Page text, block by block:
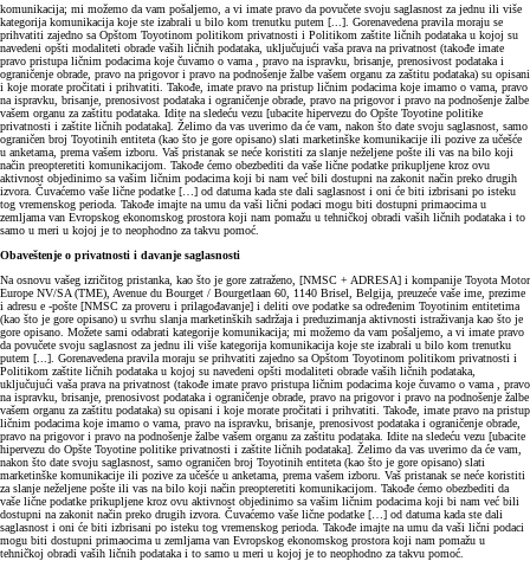
komunikacija; mi možemo da vam pošaljemo, a vi imate pravo da povučete svoju saglasnost za jednu ili više
kategorija komunikacija koje ste izabrali u bilo kom trenutku putem [...]. Gorenavedena pravila moraju se
prihvatiti zajedno sa Opštom Toyotinom politikom privatnosti i Politikom zaštite ličnih podataka u kojoj su
navedeni opšti modaliteti obrade vaših ličnih podataka, uključujući vaša prava na privatnost (takođe imate
pravo pristupa ličnim podacima koje čuvamo o vama , pravo na ispravku, brisanje, prenosivost podataka i
ograničenje obrade, pravo na prigovor i pravo na podnošenje žalbe vašem organu za zaštitu podataka) su opisani
i koje morate pročitati i prihvatiti. Takođe, imate pravo na pristup ličnim podacima koje imamo o vama, pravo
na ispravku, brisanje, prenosivost podataka i ograničenje obrade, pravo na prigovor i pravo na podnošenje žalbe
vašem organu za zaštitu podataka. Idite na sledeću vezu [ubacite hipervezu do Opšte Toyotine politike
privatnosti i zaštite ličnih podataka]. Želimo da vas uverimo da će vam, nakon što date svoju saglasnost, samo
ograničen broj Toyotinih entiteta (kao što je gore opisano) slati marketinške komunikacije ili pozive za učešće
u anketama, prema vašem izboru. Vaš pristanak se neće koristiti za slanje neželjene pošte ili vas na bilo koji
način preopteretiti komunikacijom. Takođe ćemo obezbediti da vaše lične podatke prikupljene kroz ovu
aktivnost objedinimo sa vašim ličnim podacima koji bi nam već bili dostupni na zakonit način preko drugih
izvora. Čuvaćemo vaše lične podatke […] od datuma kada ste dali saglasnost i oni će biti izbrisani po isteku
tog vremenskog perioda. Takođe imajte na umu da vaši lični podaci mogu biti dostupni primaocima u
zemljama van Evropskog ekonomskog prostora koji nam pomažu u tehničkoj obradi vaših ličnih podataka i to
samo u meri u kojoj je to neophodno za takvu pomoć.
Obaveštenje o privatnosti i davanje saglasnosti
Na osnovu vašeg izričitog pristanka, kao što je gore zatraženo, [NMSC + ADRESA] i kompanije Toyota Motor
Europe NV/SA (TME), Avenue du Bourget / Bourgetlaan 60, 1140 Brisel, Belgija, preuzeće vaše ime, prezime
i adresu e -pošte [NMSC za proveru i prilagođavanje] i deliti ove podatke sa određenim Toyotinim entitetima
(kao što je gore opisano) u svrhu slanja marketinških sadržaja i preduzimanja aktivnosti istraživanja kao što je
gore opisano. Možete sami odabrati kategorije komunikacija; mi možemo da vam pošaljemo, a vi imate pravo
da povučete svoju saglasnost za jednu ili više kategorija komunikacija koje ste izabrali u bilo kom trenutku
putem [...]. Gorenavedena pravila moraju se prihvatiti zajedno sa Opštom Toyotinom politikom privatnosti i
Politikom zaštite ličnih podataka u kojoj su navedeni opšti modaliteti obrade vaših ličnih podataka,
uključujući vaša prava na privatnost (takođe imate pravo pristupa ličnim podacima koje čuvamo o vama , pravo
na ispravku, brisanje, prenosivost podataka i ograničenje obrade, pravo na prigovor i pravo na podnošenje žalbe
vašem organu za zaštitu podataka) su opisani i koje morate pročitati i prihvatiti. Takođe, imate pravo na pristup
ličnim podacima koje imamo o vama, pravo na ispravku, brisanje, prenosivost podataka i ograničenje obrade,
pravo na prigovor i pravo na podnošenje žalbe vašem organu za zaštitu podataka. Idite na sledeću vezu [ubacite
hipervezu do Opšte Toyotine politike privatnosti i zaštite ličnih podataka]. Želimo da vas uverimo da će vam,
nakon što date svoju saglasnost, samo ograničen broj Toyotinih entiteta (kao što je gore opisano) slati
marketinške komunikacije ili pozive za učešće u anketama, prema vašem izboru. Vaš pristanak se neće koristiti
za slanje neželjene pošte ili vas na bilo koji način preopteretiti komunikacijom. Takođe ćemo obezbediti da
vaše lične podatke prikupljene kroz ovu aktivnost objedinimo sa vašim ličnim podacima koji bi nam već bili
dostupni na zakonit način preko drugih izvora. Čuvaćemo vaše lične podatke […] od datuma kada ste dali
saglasnost i oni će biti izbrisani po isteku tog vremenskog perioda. Takođe imajte na umu da vaši lični podaci
mogu biti dostupni primaocima u zemljama van Evropskog ekonomskog prostora koji nam pomažu u
tehničkoj obradi vaših ličnih podataka i to samo u meri u kojoj je to neophodno za takvu pomoć.